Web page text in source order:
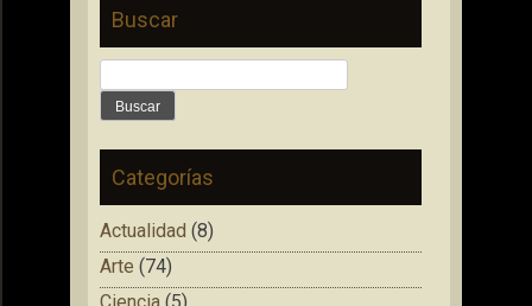
Buscar
Categorías
Actualidad (8)
Arte (74)